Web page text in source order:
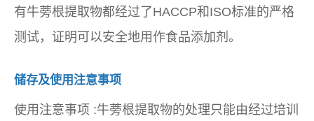
有牛蒡根提取物都经过了HACCP和ISO标准的严格
测试，证明可以安全地用作食品添加剂。
储存及使用注意事项
使用注意事项 :牛蒡根提取物的处理只能由经过培训